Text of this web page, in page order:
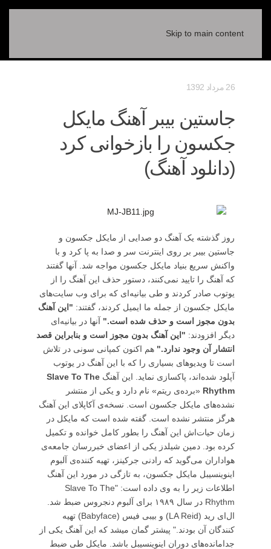
Skip to main content
26 مرداد 1392
جاستین بیبر آهنگ مایکل
جکسون را بازخوانی کرد
(دانلود آهنگ)
روز گذشته یک آهنگ دو صدایی از مایکل جکسون و
جاستین بیبر بر روی اینترنت سر و صدا به پا کرد و با
واکنش سریع بنیاد مایکل جکسون مواجه شد. آنها گفتند
که آهنگ را تایید نمی‌کنند، دستور حذف این آهنگ را از
یوتوب صادر کردند و طی بیانیه‌ای که برای وب سایت‌های
مایکل جکسون از جمله ما ایمیل کردند، گفتند: "این آهنگ
بدون مجوز است و حذف شده است." آنها در بیانیه‌ای
دیگر افزودند: "این آهنگ بدون مجوز است و بنابراین قصد
انتشار آن وجود ندارد." هم اکنون کمپانی سونی در تلاش
است تا ویدیوهای بسیاری را که با این آهنگ در یوتوب
آپلود شده‌اند، پاکسازی نماید. این آهنگ Slave To The
Rhythm «برده‌ی ریتم» نام دارد و یکی از منتشر
نشده‌های مایکل جکسون است. نسخه‌ی آکاپلای این آهنگ
هرگز منتشر نشده است. گفته شده است که مایکل در
زمان حیات‌اش این آهنگ را بطور کامل خوانده و تکمیل
کرده بود. دمین شیلدز یکی از اعضای خبررسان جامعه‌ی
هواداران می‌گوید که رادنی جرکینز، تهیه کننده‌ی آلبوم
اینوینسیبل مایکل جکسون، به تازگی در مورد این آهنگ
اطلاعات زیر را به وی داده است: "Slave To The
Rhythm در سال ۱۹۸۹ برای آلبوم دنجروس ضبط شد.
ال‌ای رید (LA Reid)‌ و بیبی فیس (Babyface) تهیه
کنندگان آن بودند." پیشتر گمان میشد که این آهنگ یکی از
جدامانده‌های دوران اینوینسیبل باشد. مایکل طی ضبط